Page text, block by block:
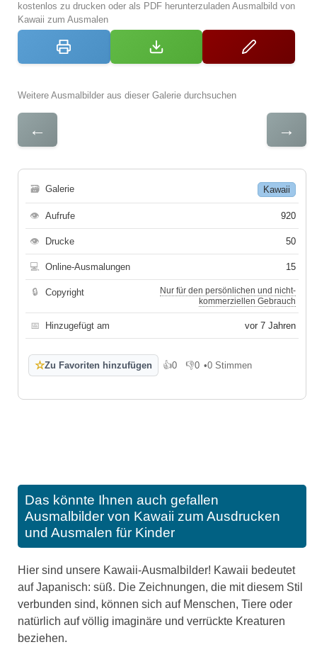
kostenlos zu drucken oder als PDF herunterzuladen Ausmalbild von
Kawaii zum Ausmalen
Weitere Ausmalbilder aus dieser Galerie durchsuchen
← →
🗃 Galerie Kawaii
👁 Aufrufe 920
👁 Drucke 50
💻 Online-Ausmalungen 15
🔒 Copyright
Nur für den persönlichen und nicht-
kommerziellen Gebrauch
📅 Hinzugefügt am vor 7 Jahren
☆Zu Favoriten hinzufügen 👍0
Gefällt mir
👎0
Gefällt mir nicht
•0 Stimmen
Das könnte Ihnen auch gefallen
Ausmalbilder von Kawaii zum Ausdrucken
und Ausmalen für Kinder
Hier sind unsere Kawaii-Ausmalbilder! Kawaii bedeutet
auf Japanisch: süß. Die Zeichnungen, die mit diesem Stil
verbunden sind, können sich auf Menschen, Tiere oder
natürlich auf völlig imaginäre und verrückte Kreaturen
beziehen.